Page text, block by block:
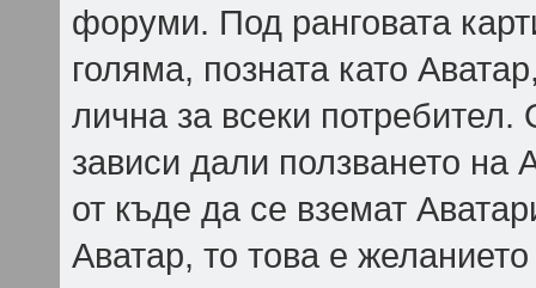
форуми. Под ранговата
голяма, позната като
лична за всеки
зависи дали ползването
от къде да се вземат
Аватар, то това е